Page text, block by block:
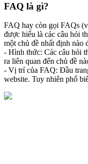
FAQ là gì?
FAQ hay còn gọi FAQs
được hiểu là các câu hỏi
một chủ đề nhất định nào
- Hình thức: Các câu hỏi
ra liên quan đến chủ đề
- Vị trí của FAQ: Đầu
website. Tuy nhiên phổ